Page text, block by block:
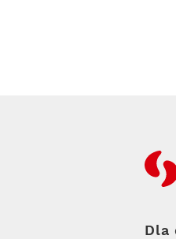
RFC
Dla